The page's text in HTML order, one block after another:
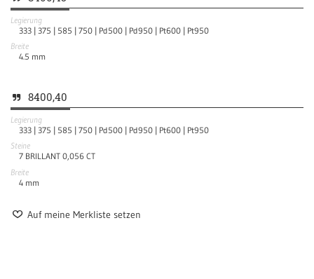
Legierung
333 | 375 | 585 | 750 | Pd500 | Pd950 | Pt600 | Pt950
Breite
4.5 mm
8400,40
Legierung
333 | 375 | 585 | 750 | Pd500 | Pd950 | Pt600 | Pt950
Steine
7 BRILLANT 0,056 CT
Breite
4 mm
Auf meine Merkliste setzen